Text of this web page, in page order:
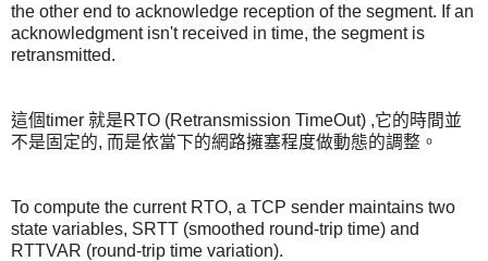
the other end to acknowledge reception of the segment. If an
acknowledgment isn't received in time, the segment is
retransmitted.
這個timer 就是RTO (Retransmission TimeOut) ,它的時間並
不是固定的, 而是依當下的網路擁塞程度做動態的調整。
To compute the current RTO, a TCP sender maintains two
state variables, SRTT (smoothed round-trip time) and
RTTVAR (round-trip time variation).